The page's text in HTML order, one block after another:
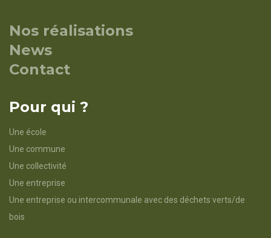
Nos réalisations
News
Contact
Pour qui ?
Une école
Une commune
Une collectivité
Une entreprise
Une entreprise ou intercommunale avec des déchets verts/de
bois